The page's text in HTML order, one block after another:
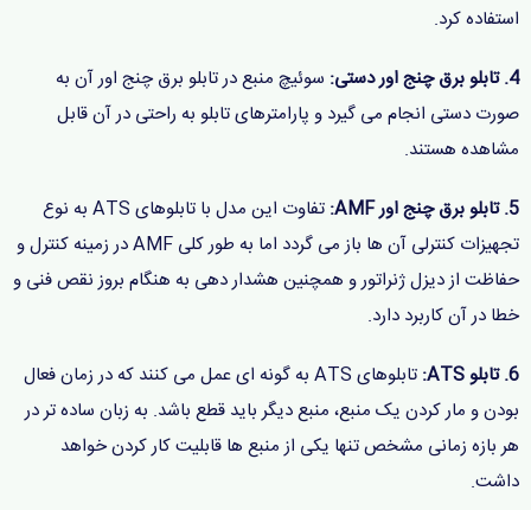
استفاده کرد.
4. تابلو برق چنج اور دستی:
سوئیچ منبع در تابلو برق چنج اور آن به
صورت دستی انجام می گیرد و پارامترهای تابلو به راحتی در آن قابل
مشاهده هستند.
5. تابلو برق چنج اور
AMF:
تفاوت این مدل با تابلوهای ATS به نوع
تجهیزات کنترلی آن ها باز می گردد اما به طور کلی AMF در زمینه کنترل و
حفاظت از دیزل ژنراتور و همچنین هشدار دهی به هنگام بروز نقص فنی و
خطا در آن کاربرد دارد.
6. تابلو ATS:
تابلوهای ATS به گونه ای عمل می کنند که در زمان فعال
بودن و مار کردن یک منبع، منبع دیگر باید قطع باشد. به زبان ساده تر در
هر بازه زمانی مشخص تنها یکی از منبع ها قابلیت کار کردن خواهد
داشت.